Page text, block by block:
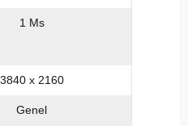
1 Ms
3840 x 2160
Genel